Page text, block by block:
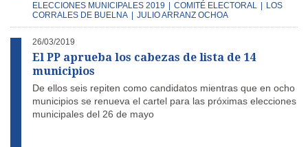
ELECCIONES MUNICIPALES 2019 COMITÉ ELECTORAL
LOS
CORRALES DE BUELNA
JULIO ARRANZ OCHOA
26/03/2019
El PP aprueba los cabezas de lista de 14
municipios
De ellos seis repiten como candidatos mientras que en ocho
municipios se renueva el cartel para las próximas elecciones
municipales del 26 de mayo